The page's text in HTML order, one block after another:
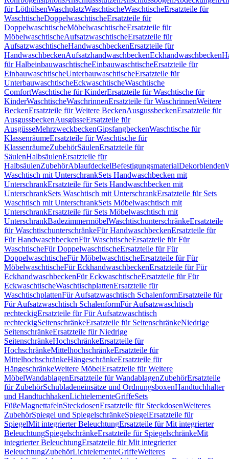
für LöthülsenWaschplatzWaschtischeWaschtischeErsatzteile für
WaschtischeDoppelwaschtischeErsatzteile für
DoppelwaschtischeMöbelwaschtischeErsatzteile für
MöbelwaschtischeAufsatzwaschtischeErsatzteile für
AufsatzwaschtischeHandwaschbeckenErsatzteile für
HandwaschbeckenAufsatzhandwaschbeckenEckhandwaschbecken
für HalbeinbauwaschtischeEinbauwaschtischeErsatzteile für
EinbauwaschtischeUnterbauwaschtischeErsatzteile für
UnterbauwaschtischeEckwaschtischeWaschtische
ComfortWaschtische für KinderErsatzteile für Waschtische für
KinderWaschtischeWaschrinnenErsatzteile für WaschrinnenWeitere
BeckenErsatzteile für Weitere BeckenAusgussbeckenErsatzteile für
AusgussbeckenAusgüsseErsatzteile für
AusgüsseMehrzweckbeckenGipsfangbeckenWaschtische für
KlassenräumeErsatzteile für Waschtische für
KlassenräumeZubehörSäulenErsatzteile für
SäulenHalbsäulenErsatzteile für
HalbsäulenZubehörAblaufdeckelBefestigungsmaterialDekorblenden
Waschtisch mit UnterschrankSets Handwaschbecken mit
UnterschrankErsatzteile für Sets Handwaschbecken mit
UnterschrankSets Waschtisch mit UnterschrankErsatzteile für Sets
Waschtisch mit UnterschrankSets Möbelwaschtisch mit
UnterschrankErsatzteile für Sets Möbelwaschtisch mit
UnterschrankBadezimmermöbelWaschtischunterschränkeErsatzteile
für WaschtischunterschränkeFür HandwaschbeckenErsatzteile für
Für HandwaschbeckenFür WaschtischeErsatzteile für Für
WaschtischeFür DoppelwaschtischeErsatzteile für Für
DoppelwaschtischeFür MöbelwaschtischeErsatzteile für Für
MöbelwaschtischeFür EckhandwaschbeckenErsatzteile für Für
EckhandwaschbeckenFür EckwaschtischeErsatzteile für Für
EckwaschtischeWaschtischplattenErsatzteile für
WaschtischplattenFür Aufsatzwaschtisch SchalenformErsatzteile für
Für Aufsatzwaschtisch SchalenformFür Aufsatzwaschtisch
rechteckigErsatzteile für Für Aufsatzwaschtisch
rechteckigSeitenschränkeErsatzteile für SeitenschränkeNiedrige
SeitenschränkeErsatzteile für Niedrige
SeitenschränkeHochschränkeErsatzteile für
HochschränkeMittelhochschränkeErsatzteile für
MittelhochschränkeHängeschränkeErsatzteile für
HängeschränkeWeitere MöbelErsatzteile für Weitere
MöbelWandablagenErsatzteile für WandablagenZubehörErsatzteile
für ZubehörSchubladeneinsätze und OrdnungsboxenHandtuchhalter
und HandtuchhakenLichtelementeGriffeSets
FüßeMagnettafelnSteckdosenErsatzteile für SteckdosenWeiteres
ZubehörSpiegel und SpiegelschränkeSpiegelErsatzteile für
SpiegelMit integrierter BeleuchtungErsatzteile für Mit integrierter
BeleuchtungSpiegelschränkeErsatzteile für SpiegelschränkeMit
integrierter BeleuchtungErsatzteile für Mit integrierter
BeleuchtungZubehörLichtelementeGriffeWeiteres